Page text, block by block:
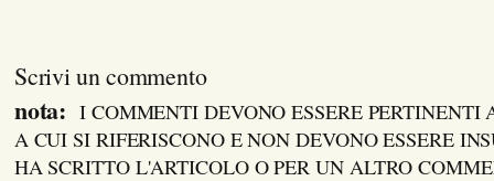
Scrivi un commento
nota:I COMMENTI DEVONO ESSERE PERTINENTI
A CUI SI RIFERISCONO E NON DEVONO ESSERE
HA SCRITTO L'ARTICOLO O PER UN ALTRO